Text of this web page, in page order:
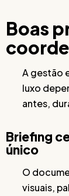
Boas
A gestão
luxo
antes,
Briefing
único
O
visuais,